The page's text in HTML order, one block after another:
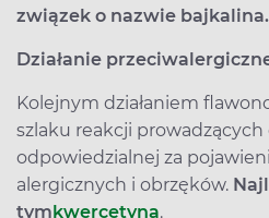
związek o nazwie bajkalina.
Działanie
Kolejnym działaniem
szlaku reakcji
odpowiedzialnej za
alergicznych i obrzęków.
tymkwercetyna.